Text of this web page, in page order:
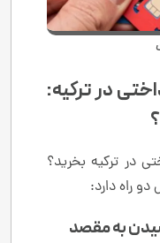
در ترکیه:
در ترکیه بخرید؟
راه دارد:
به مقصد